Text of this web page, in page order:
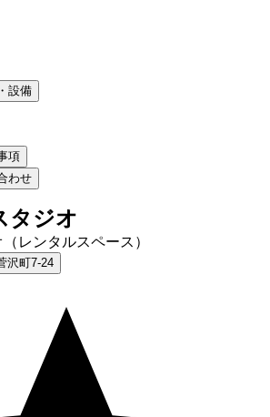
設備
項
わせ
タジオ
レンタルスペース）
沢町7-24